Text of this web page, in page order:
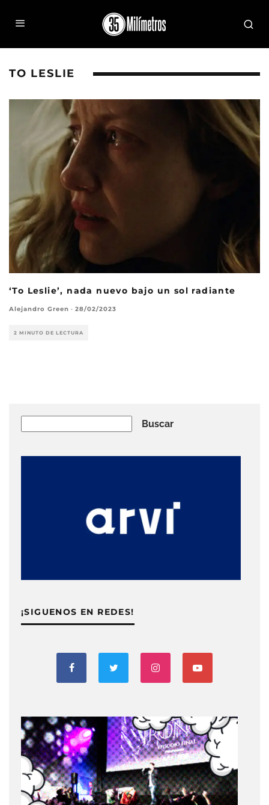
TO LESLIE
‘To Leslie’, nada nuevo bajo un sol radiante
Alejandro Green · 28/02/2023
2 MINUTO DE LECTURA
Buscar
¡SIGUENOS EN REDES!